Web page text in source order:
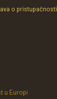
o pristupačnosti
u Europi